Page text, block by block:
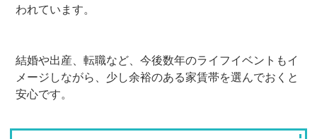
われています。
結婚や出産、転職など、今後数年のライフイベントもイ
メージしながら、少し余裕のある家賃帯を選んでおくと
安心です。